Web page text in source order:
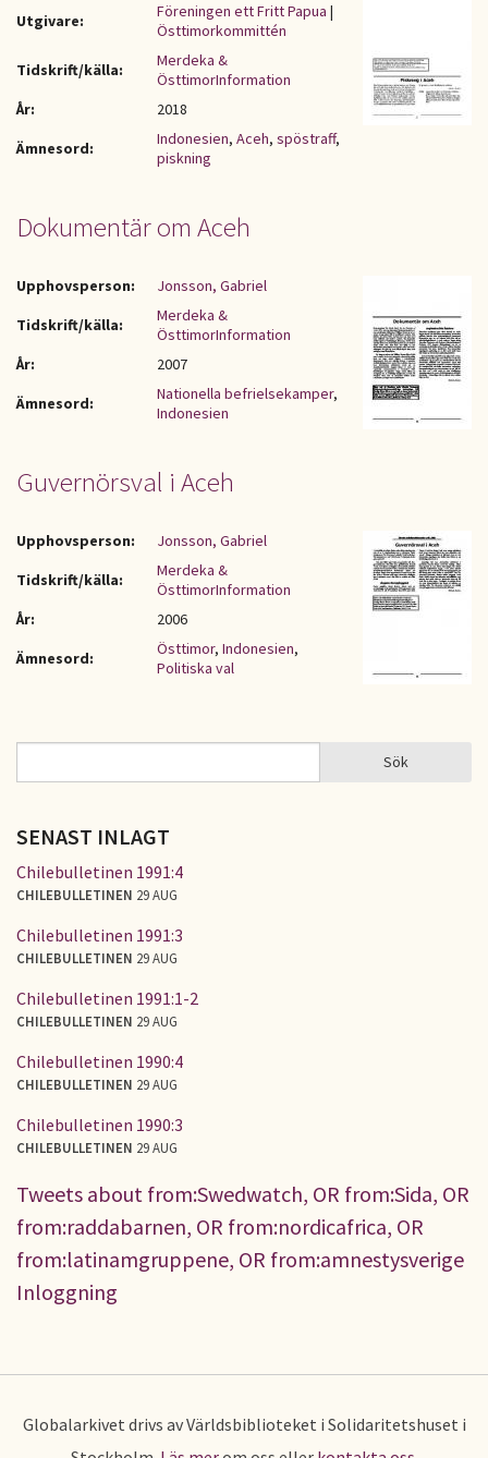
Utgivare:
Föreningen ett Fritt Papua |
Östtimorkommittén
Tidskrift/källa:
Merdeka &
ÖsttimorInformation
År:
2018
Ämnesord:
Indonesien, Aceh, spöstraff,
piskning
Dokumentär om Aceh
Upphovsperson:
Jonsson, Gabriel
Tidskrift/källa:
Merdeka &
ÖsttimorInformation
År:
2007
Ämnesord:
Nationella befrielsekamper,
Indonesien
Guvernörsval i Aceh
Upphovsperson:
Jonsson, Gabriel
Tidskrift/källa:
Merdeka &
ÖsttimorInformation
År:
2006
Ämnesord:
Östtimor, Indonesien,
Politiska val
SÖKFORMULÄR Sök
SENAST INLAGT
Chilebulletinen 1991:4
CHILEBULLETINEN 29 AUG
Chilebulletinen 1991:3
CHILEBULLETINEN 29 AUG
Chilebulletinen 1991:1-2
CHILEBULLETINEN 29 AUG
Chilebulletinen 1990:4
CHILEBULLETINEN 29 AUG
Chilebulletinen 1990:3
CHILEBULLETINEN 29 AUG
Tweets about from:Swedwatch, OR from:Sida, OR
from:raddabarnen, OR from:nordicafrica, OR
from:latinamgruppene, OR from:amnestysverige
Inloggning
Globalarkivet drivs av Världsbiblioteket i Solidaritetshuset i